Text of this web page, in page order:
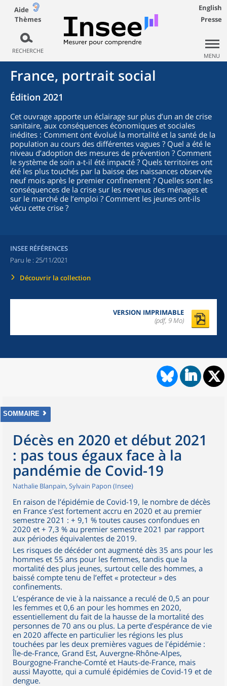
Aide
Thèmes
RECHERCHE
English
Presse
MENU
France, portrait social
Édition 2021
Cet ouvrage apporte un éclairage sur plus d’un an de crise
sanitaire, aux conséquences économiques et sociales
inédites : Comment ont évolué la mortalité et la santé de la
population au cours des différentes vagues ? Quel a été le
niveau d’adoption des mesures de prévention ? Comment
le système de soin a-t-il été impacté ? Quels territoires ont
été les plus touchés par la baisse des naissances observée
neuf mois après le premier confinement ? Quelles sont les
conséquences de la crise sur les revenus des ménages et
sur le marché de l’emploi ? Comment les jeunes ont-ils
vécu cette crise ?
INSEE RÉFÉRENCES
Paru le : 25/11/2021
Découvrir la collection
VERSION IMPRIMABLE
(pdf, 9 Mo)
SOMMAIRE
Décès en 2020 et début 2021
: pas tous égaux face à la
pandémie de Covid-19
Nathalie Blanpain, Sylvain Papon (Insee)
En raison de l’épidémie de Covid-19, le nombre de décès
en France s’est fortement accru en 2020 et au premier
semestre 2021 : + 9,1 % toutes causes confondues en
2020 et + 7,3 % au premier semestre 2021 par rapport
aux périodes équivalentes de 2019.
Les risques de décéder ont augmenté dès 35 ans pour les
hommes et 55 ans pour les femmes, tandis que la
mortalité des plus jeunes, surtout celle des hommes, a
baissé compte tenu de l’effet « protecteur » des
confinements.
L’espérance de vie à la naissance a reculé de 0,5 an pour
les femmes et 0,6 an pour les hommes en 2020,
essentiellement du fait de la hausse de la mortalité des
personnes de 70 ans ou plus. La perte d’espérance de vie
en 2020 affecte en particulier les régions les plus
touchées par les deux premières vagues de l’épidémie :
Île-de-France, Grand Est, Auvergne-Rhône-Alpes,
Bourgogne-Franche-Comté et Hauts-de-France, mais
aussi Mayotte, qui a cumulé épidémies de Covid-19 et de
dengue.